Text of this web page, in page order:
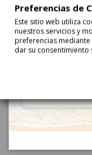
con azucar
Descripción
Preferencias de
Este sitio web utiliza
nuestros servicios y
preferencias mediante
dar su